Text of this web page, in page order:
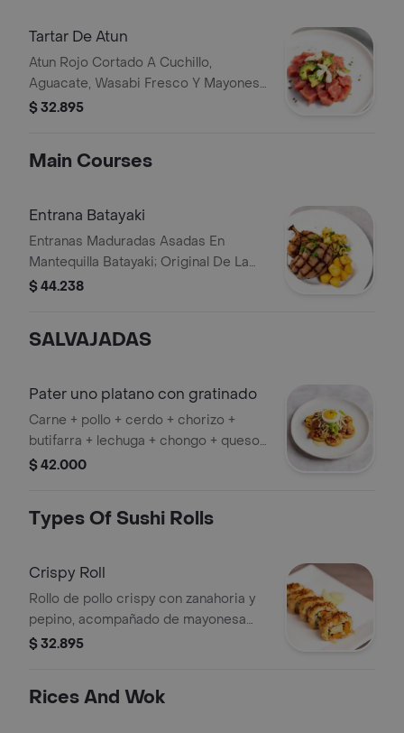
Tartar De Atun
Atun Rojo Cortado A Cuchillo,
Aguacate, Wasabi Fresco Y Mayonesa
Japonesa.
$ 32.895
Main Courses
Entrana Batayaki
Entranas Maduradas Asadas En
Mantequilla Batayaki; Original De La
Parrilla Japonesa, Acompanadas Con
$ 44.238
SALVAJADAS
Pater uno platano con gratinado
Carne + pollo + cerdo + chorizo +
butifarra + lechuga + chongo + queso
costeño + mozarella gratinado +
$ 42.000
Types Of Sushi Rolls
Crispy Roll
Rollo de pollo crispy con zanahoria y
pepino, acompañado de mayonesa
con wasabi, manzana verde y cebolla
$ 32.895
Rices And Wok